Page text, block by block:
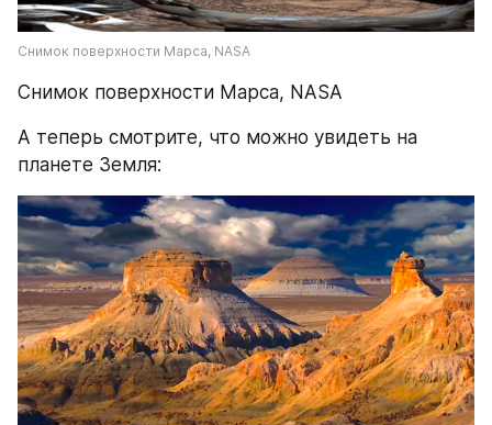
Снимок поверхности Марса, NASA
Снимок поверхности Марса, NASA
А теперь смотрите, что можно увидеть на
планете Земля: